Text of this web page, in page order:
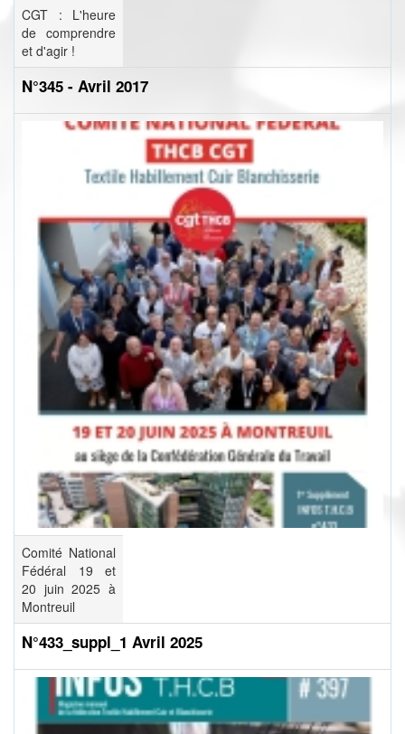
CGT : L'heure
de comprendre
et d'agir !
N°345 - Avril 2017
Comité National
Fédéral 19 et
20 juin 2025 à
Montreuil
N°433_suppl_1 Avril 2025